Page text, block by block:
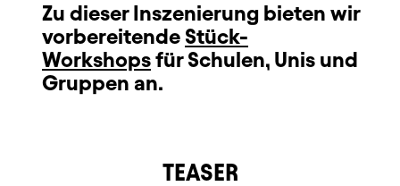
Zu dieser Inszenierung bieten wir
vorbereitende Stück-
Workshopsfür Schulen, Unis und
Gruppen an.
TEASER